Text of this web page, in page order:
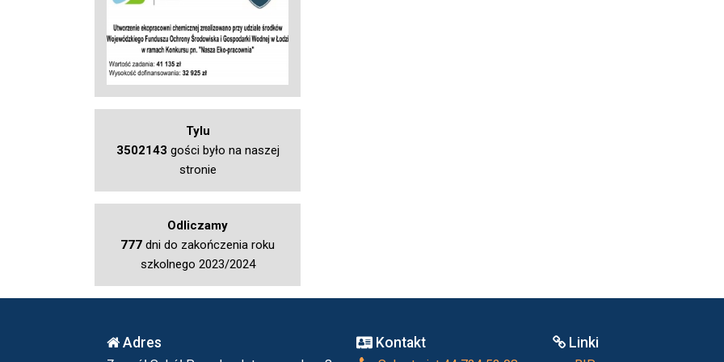
Tylu
3502143 gości było na naszej
stronie
Odliczamy
777 dni do zakończenia roku
szkolnego 2023/2024
Adres Kontakt Linki